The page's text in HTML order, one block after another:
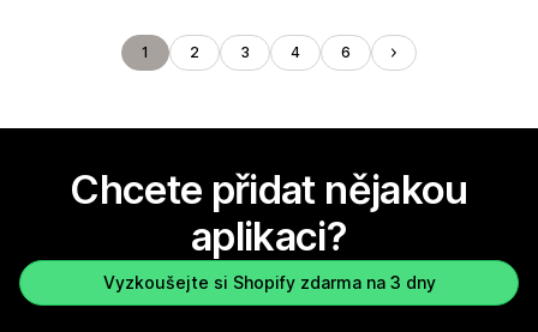
1 2 3 4 6
Chcete přidat nějakou
aplikaci?
Vyzkoušejte si Shopify zdarma na 3 dny